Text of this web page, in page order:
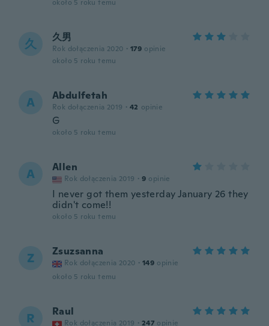
około 5 roku temu
久 久男
Rok dołączenia 2020 · 179 opinie
około 5 roku temu
A Abdulfetah
Rok dołączenia 2019 · 42 opinie
G
około 5 roku temu
A Allen
Rok dołączenia 2019 · 9 opinie
I never got them yesterday January 26 they
didn't come!!
około 5 roku temu
Z Zsuzsanna
Rok dołączenia 2020 · 149 opinie
około 5 roku temu
R Raul
Rok dołączenia 2019 · 247 opinie